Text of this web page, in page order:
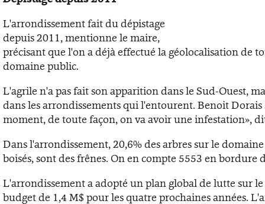
L'arrondissement fait du dépistage
depuis 2011, mentionne le maire,
précisant que l'on a déjà effectué la géolocalisation de
domaine public.
L'agrile n'a pas fait son apparition dans le Sud-Ouest,
dans les arrondissements qui l'entourent. Benoit Dorais
moment, de toute façon, on va avoir une infestation»,
Dans l'arrondissement, 20,6% des arbres sur le
boisés, sont des frênes. On en compte 5553 en bordure
L'arrondissement a adopté un plan global de lutte sur
budget de 1,4 M$ pour les quatre prochaines années.